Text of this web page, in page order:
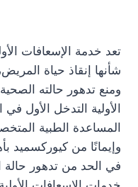
تعد خدمة الإسعافات
شأنها إنقاذ حياة
ومنع تدهور حالته
الأولية التدخل الأول
المساعدة الطبية
وإيمانًا من كيوركسميد
في الحد من تدهور